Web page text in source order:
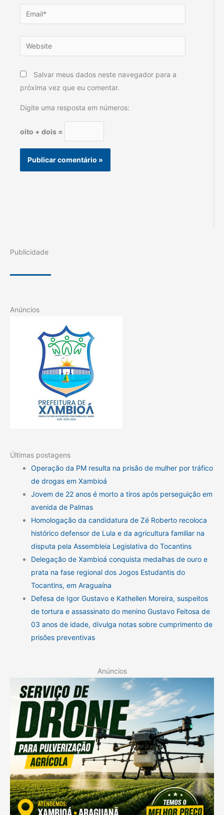
Email*
Website
Salvar meus dados neste navegador para a
próxima vez que eu comentar.
Digite uma resposta em números:
oito + dois =
Publicidade
Anúncios
Últimas postagens
Operação da PM resulta na prisão de mulher por tráfico
de drogas em Xambioá
Jovem de 22 anos é morto a tiros após perseguição em
avenida de Palmas
Homologação da candidatura de Zé Roberto recoloca
histórico defensor de Lula e da agricultura familiar na
disputa pela Assembleia Legislativa do Tocantins
Delegação de Xambioá conquista medalhas de ouro e
prata na fase regional dos Jogos Estudantis do
Tocantins, em Araguaína
Defesa de Igor Gustavo e Kathellen Moreira, suspeitos
de tortura e assassinato do menino Gustavo Feitosa de
03 anos de idade, divulga notas sobre cumprimento de
prisões preventivas
Anúncios